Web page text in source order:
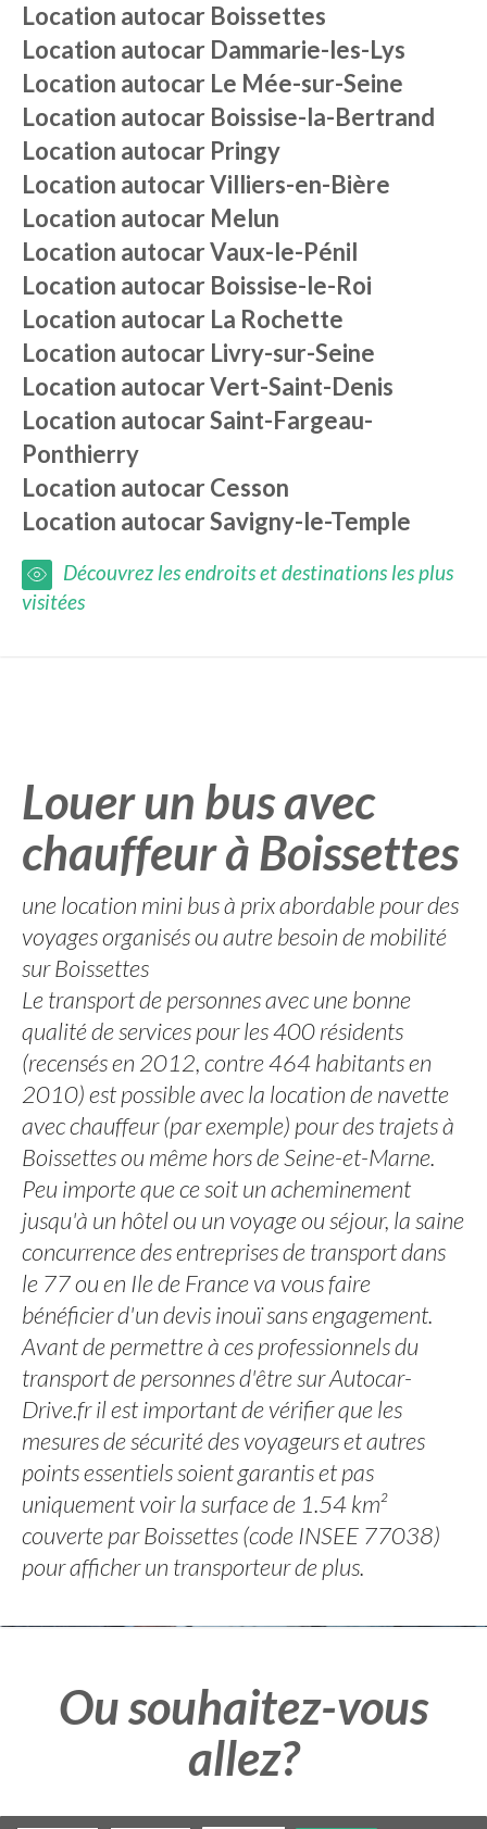
Location autocar Boissettes
Location autocar Dammarie-les-Lys
Location autocar Le Mée-sur-Seine
Location autocar Boissise-la-Bertrand
Location autocar Pringy
Location autocarVilliers-en-Bière
Location autocar Melun
Location autocarVaux-le-Pénil
Location autocar Boissise-le-Roi
Location autocar La Rochette
Location autocar Livry-sur-Seine
Location autocarVert-Saint-Denis
Location autocarSaint-Fargeau-
Ponthierry
Location autocarCesson
Location autocarSavigny-le-Temple
Découvrez les endroits et destinations les plus
visitées
Louer un bus avec
chauffeur à Boissettes
une location mini bus à prix abordable pour des
voyages organisés ou autre besoin de mobilité
sur Boissettes
Le transport de personnes avec une bonne
qualité de services pour les 400 résidents
(recensés en 2012, contre 464 habitants en
2010) est possible avec la location de navette
avec chauffeur (par exemple) pour des trajets à
Boissettes ou même hors de Seine-et-Marne.
Peu importe que ce soit un acheminement
jusqu'à un hôtel ou un voyage ou séjour, la saine
concurrence des entreprises de transport dans
le 77 ou en Ile de France va vous faire
bénéficier d'un devis inouï sans engagement.
Avant de permettre à ces professionnels du
transport de personnes d'être sur Autocar-
Drive.fr il est important de vérifier que les
mesures de sécurité des voyageurs et autres
points essentiels soient garantis et pas
uniquement voir la surface de 1.54 km²
couverte par Boissettes (code INSEE 77038)
pour afficher un transporteur de plus.
Ou souhaitez-vous
allez?